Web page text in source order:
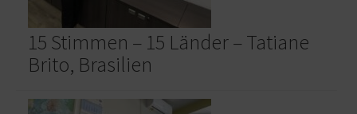
15 Stimmen – 15 Länder – Tatiane
Brito, Brasilien